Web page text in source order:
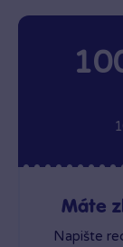
Máte
Napište